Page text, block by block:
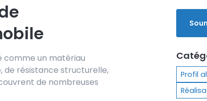
comme un matériau
de résistance structurelle,
de nombreuses
Profil